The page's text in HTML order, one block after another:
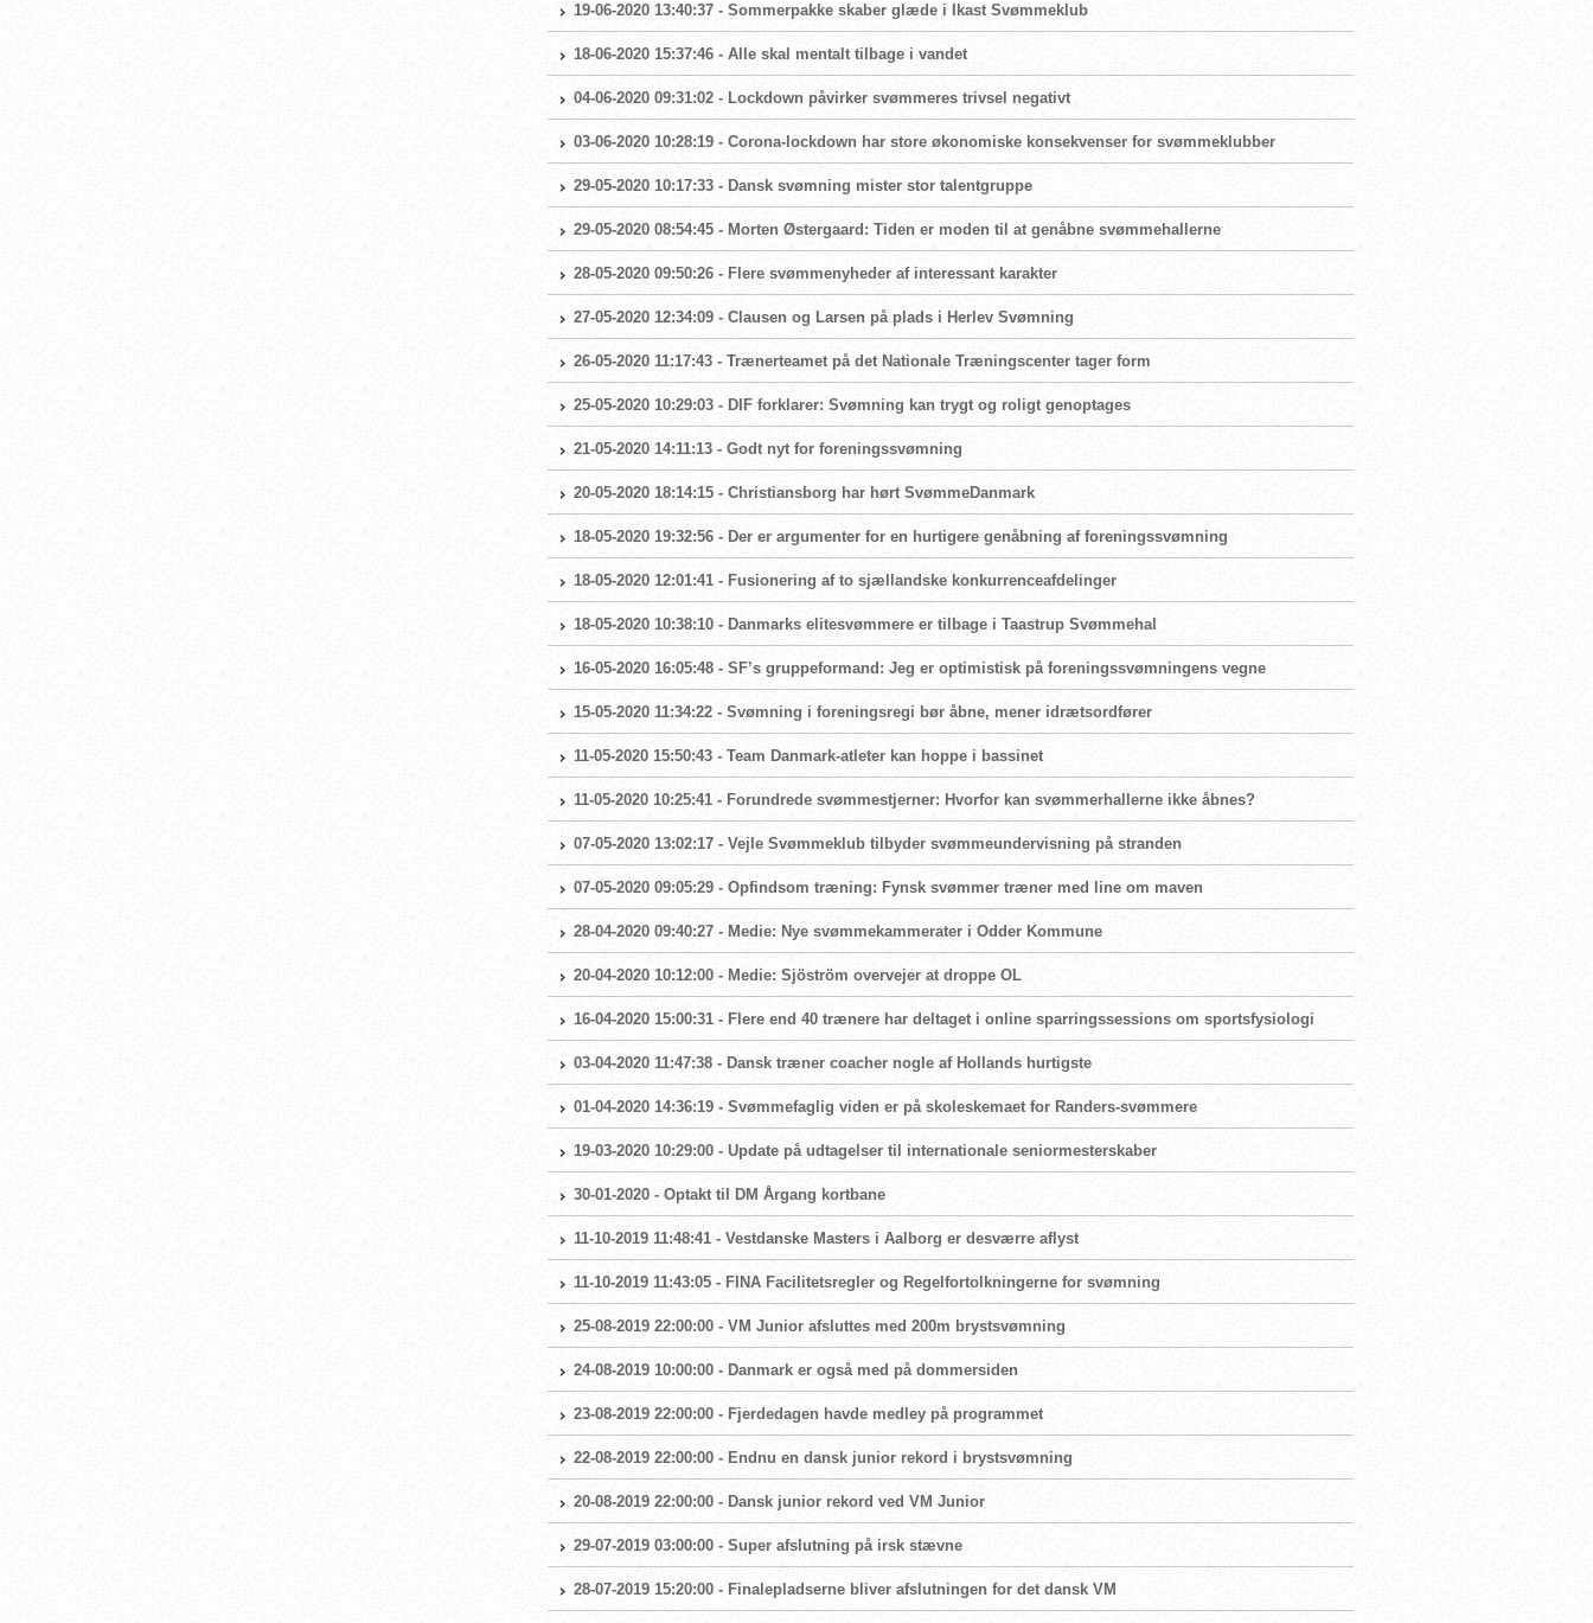
19-06-2020 13:40:37 - Sommerpakke skaber glæde i Ikast Svømmeklub
18-06-2020 15:37:46 - Alle skal mentalt tilbage i vandet
04-06-2020 09:31:02 - Lockdown påvirker svømmeres trivsel negativt
03-06-2020 10:28:19 - Corona-lockdown har store økonomiske konsekvenser for svømmeklubber
29-05-2020 10:17:33 - Dansk svømning mister stor talentgruppe
29-05-2020 08:54:45 - Morten Østergaard: Tiden er moden til at genåbne svømmehallerne
28-05-2020 09:50:26 - Flere svømmenyheder af interessant karakter
27-05-2020 12:34:09 - Clausen og Larsen på plads i Herlev Svømning
26-05-2020 11:17:43 - Trænerteamet på det Nationale Træningscenter tager form
25-05-2020 10:29:03 - DIF forklarer: Svømning kan trygt og roligt genoptages
21-05-2020 14:11:13 - Godt nyt for foreningssvømning
20-05-2020 18:14:15 - Christiansborg har hørt SvømmeDanmark
18-05-2020 19:32:56 - Der er argumenter for en hurtigere genåbning af foreningssvømning
18-05-2020 12:01:41 - Fusionering af to sjællandske konkurrenceafdelinger
18-05-2020 10:38:10 - Danmarks elitesvømmere er tilbage i Taastrup Svømmehal
16-05-2020 16:05:48 - SF’s gruppeformand: Jeg er optimistisk på foreningssvømningens vegne
15-05-2020 11:34:22 - Svømning i foreningsregi bør åbne, mener idrætsordfører
11-05-2020 15:50:43 - Team Danmark-atleter kan hoppe i bassinet
11-05-2020 10:25:41 - Forundrede svømmestjerner: Hvorfor kan svømmerhallerne ikke åbnes?
07-05-2020 13:02:17 - Vejle Svømmeklub tilbyder svømmeundervisning på stranden
07-05-2020 09:05:29 - Opfindsom træning: Fynsk svømmer træner med line om maven
28-04-2020 09:40:27 - Medie: Nye svømmekammerater i Odder Kommune
20-04-2020 10:12:00 - Medie: Sjöström overvejer at droppe OL
16-04-2020 15:00:31 - Flere end 40 trænere har deltaget i online sparringssessions om sportsfysiologi
03-04-2020 11:47:38 - Dansk træner coacher nogle af Hollands hurtigste
01-04-2020 14:36:19 - Svømmefaglig viden er på skoleskemaet for Randers-svømmere
19-03-2020 10:29:00 - Update på udtagelser til internationale seniormesterskaber
30-01-2020 - Optakt til DM Årgang kortbane
11-10-2019 11:48:41 - Vestdanske Masters i Aalborg er desværre aflyst
11-10-2019 11:43:05 - FINA Facilitetsregler og Regelfortolkningerne for svømning
25-08-2019 22:00:00 - VM Junior afsluttes med 200m brystsvømning
24-08-2019 10:00:00 - Danmark er også med på dommersiden
23-08-2019 22:00:00 - Fjerdedagen havde medley på programmet
22-08-2019 22:00:00 - Endnu en dansk junior rekord i brystsvømning
20-08-2019 22:00:00 - Dansk junior rekord ved VM Junior
29-07-2019 03:00:00 - Super afslutning på irsk stævne
28-07-2019 15:20:00 - Finalepladserne bliver afslutningen for det dansk VM